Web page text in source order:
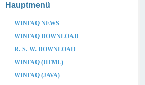
Hauptmenü
WINFAQ NEWS
WINFAQ DOWNLOAD
R.-S.-W. DOWNLOAD
WINFAQ (HTML)
WINFAQ (JAVA)